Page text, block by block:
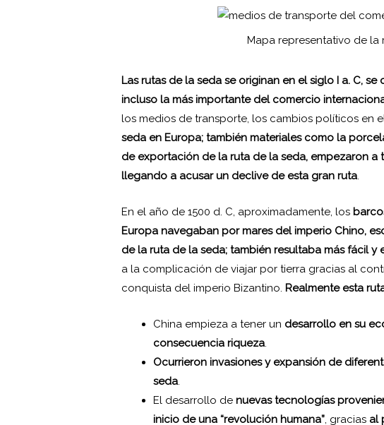
Mapa representativo de la
Las rutas de la seda se originan en el siglo I a. C,
incluso la más importante del comercio
los medios de transporte, los cambios políticos en
seda en Europa; también materiales como la
de exportación de la ruta de la seda, empezaron a
llegando a acusar un declive de esta gran ruta.
En el año de 1500 d. C, aproximadamente, los
Europa navegaban por mares del imperio Chino,
de la ruta de la seda; también resultaba más fácil
a la complicación de viajar por tierra gracias al
conquista del imperio Bizantino. Realmente esta
China empieza a tener un desarrollo en su
consecuencia riqueza.
Ocurrieron invasiones y expansión de
seda.
El desarrollo de nuevas tecnologías
inicio de una “revolución humana”, gracias al